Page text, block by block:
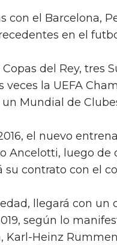
con el Barcelona,
en el
del Rey, tres
veces la UEFA
Mundial de
el nuevo
Ancelotti, luego de
su contrato con el
llegará con un
según lo
Karl-Heinz